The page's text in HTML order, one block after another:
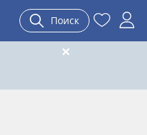
Поиск